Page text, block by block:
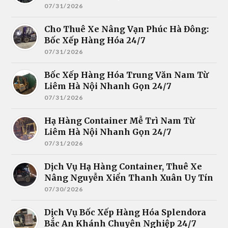
07/31/2026
Cho Thuê Xe Nâng Vạn Phúc Hà Đông:
Bốc Xếp Hàng Hóa 24/7
07/31/2026
Bốc Xếp Hàng Hóa Trung Văn Nam Từ
Liêm Hà Nội Nhanh Gọn 24/7
07/31/2026
Hạ Hàng Container Mễ Trì Nam Từ
Liêm Hà Nội Nhanh Gọn 24/7
07/31/2026
Dịch Vụ Hạ Hàng Container, Thuê Xe
Nâng Nguyễn Xiển Thanh Xuân Uy Tín
07/30/2026
Dịch Vụ Bốc Xếp Hàng Hóa Splendora
Bắc An Khánh Chuyên Nghiệp 24/7